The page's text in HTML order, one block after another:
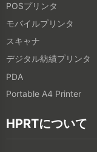
POSプリンタ
モバイルプリンタ
スキャナ
デジタル紡績プリンタ
PDA
Portable A4 Printer
HPRTについて